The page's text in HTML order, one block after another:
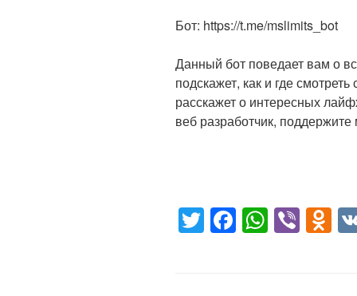
Бот: https://t.me/mslimits_bot
Данный бот поведает вам о
подскажет, как и где
расскажет о интересных
веб разработчик,
T
wi
F
a
W
h
Vi
b
O
d